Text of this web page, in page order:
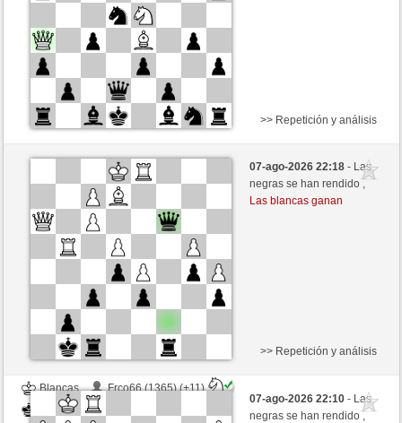
Blancas
tanstein (1287) (+13)
Fliese (1231) (-13)
Tiempo: 9 minutes/side + 9 seconds/move
Esta partida es por puntos
>> Repetición y análisis
07-ago-2026 22:18- Las
negras se han rendido ,
Las blancas ganan
Blancas
Frco66 (1365) (+11)
Negras
>> Repetición y análisis
07-ago-2026 22:10- Las
negras se han rendido ,